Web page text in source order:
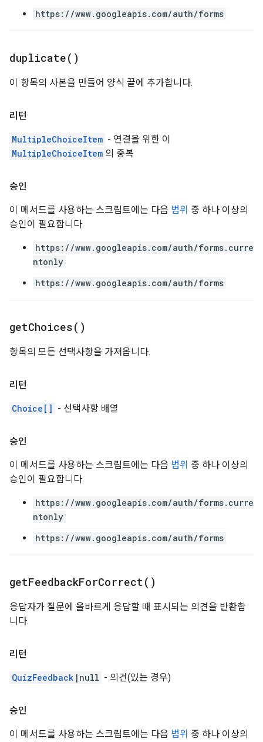
https://www.googleapis.com/auth/forms
duplicate( )
이 항목의 사본을 만들어 양식 끝에 추가합니다.
리턴
MultipleChoiceItem - 연결을 위한 이
MultipleChoiceItem 의 중복
승인
이 메서드를 사용하는 스크립트에는 다음 범위 중 하나 이상의
승인이 필요합니다.
https://www.googleapis.com/auth/forms.curre
ntonly
https://www.googleapis.com/auth/forms
getChoices( )
항목의 모든 선택사항을 가져옵니다.
리턴
Choice[] - 선택사항 배열
승인
이 메서드를 사용하는 스크립트에는 다음 범위 중 하나 이상의
승인이 필요합니다.
https://www.googleapis.com/auth/forms.curre
ntonly
https://www.googleapis.com/auth/forms
getFeedbackForCorrect( )
응답자가 질문에 올바르게 응답할 때 표시되는 의견을 반환합
니다.
리턴
QuizFeedback |null - 의견(있는 경우)
승인
이 메서드를 사용하는 스크립트에는 다음 범위 중 하나 이상의